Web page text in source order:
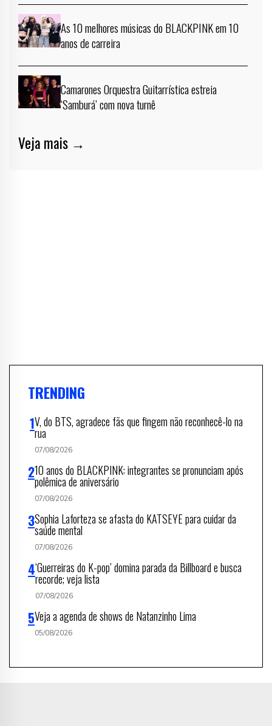
As 10 melhores músicas do BLACKPINK em 10
anos de carreira
Camarones Orquestra Guitarrística estreia
‘Samburá’ com nova turnê
Veja mais →
TRENDING
V, do BTS, agradece fãs que fingem não reconhecê-lo na
rua
07/08/2026
10 anos do BLACKPINK: integrantes se pronunciam após
polêmica de aniversário
07/08/2026
Sophia Laforteza se afasta do KATSEYE para cuidar da
saúde mental
07/08/2026
‘Guerreiras do K-pop’ domina parada da Billboard e busca
recorde; veja lista
07/08/2026
Veja a agenda de shows de Natanzinho Lima
05/08/2026